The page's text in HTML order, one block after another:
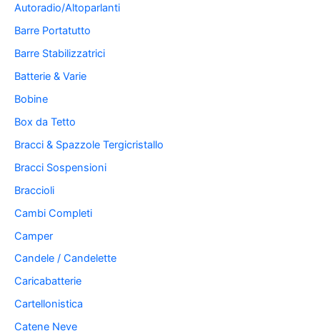
Autoradio/Altoparlanti
Barre Portatutto
Barre Stabilizzatrici
Batterie & Varie
Bobine
Box da Tetto
Bracci & Spazzole Tergicristallo
Bracci Sospensioni
Braccioli
Cambi Completi
Camper
Candele / Candelette
Caricabatterie
Cartellonistica
Catene Neve